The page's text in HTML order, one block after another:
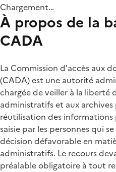
Chargement…
À propos de la
CADA
La Commission d'accès aux
(CADA) est une autorité
chargée de veiller à la liberté
administratifs et aux
réutilisation des
saisie par les personnes qui
décision défavorable en
administratifs. Le recours
préalable obligatoire à tout